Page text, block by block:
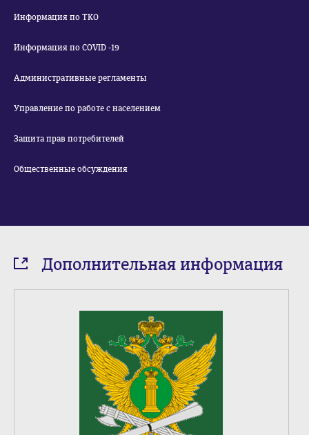
Информация по ТКО
Информация по COVID -19
Административные регламенты
Управление по работе с населением
Защита прав потребителей
Общественные обсуждения
Дополнительная информация